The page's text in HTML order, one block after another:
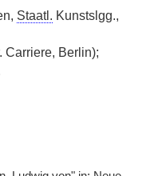
Staatl. Kunstslgg.,
Carriere, Berlin);